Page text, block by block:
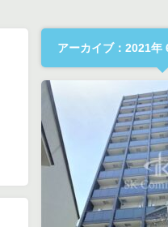
アーカイブ：2021年